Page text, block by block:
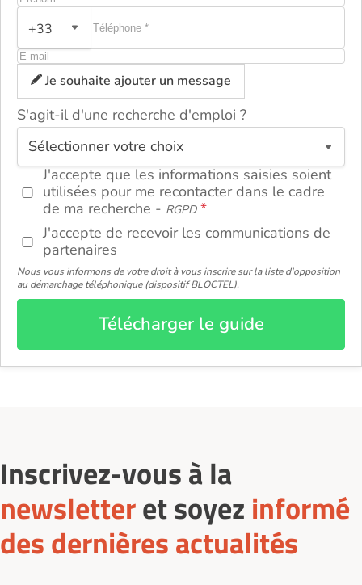
+33
Je souhaite ajouter un message
S'agit-il d'une recherche d'emploi ?
J'accepte que les informations saisies soient
utilisées pour me recontacter dans le cadre
de ma recherche - RGPD
J'accepte de recevoir les communications de
partenaires
Nous vous informons de votre droit à vous inscrire sur la liste d'opposition
au démarchage téléphonique (dispositif BLOCTEL).
Télécharger le guide
ou
Inscrivez-vous à la
newsletteret soyez informé
des dernières actualités